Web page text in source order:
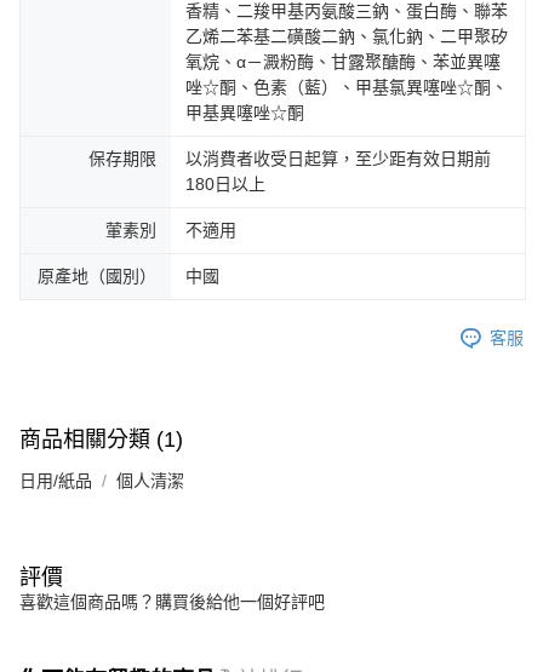
香精、二羧甲基丙氨酸三鈉、蛋白酶、聯苯
乙烯二苯基二磺酸二鈉、氯化鈉、二甲聚矽
氧烷、α－澱粉酶、甘露聚醣酶、苯並異噻
唑☆酮、色素（藍）、甲基氯異噻唑☆酮、
甲基異噻唑☆酮
保存期限
以消費者收受日起算，至少距有效日期前
180日以上
葷素別 不適用
原產地（國別） 中國
客服
商品相關分類 (1)
日用/紙品 個人清潔
評價
喜歡這個商品嗎？購買後給他一個好評吧